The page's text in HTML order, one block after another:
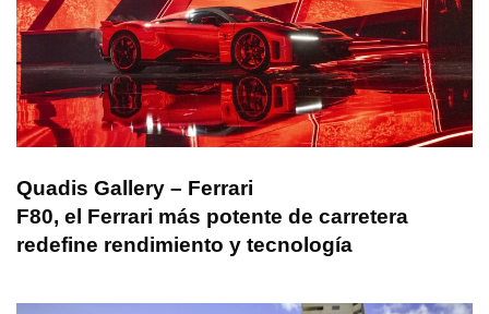
Quadis Gallery – Ferrari
F80, el Ferrari más potente de carretera
redefine rendimiento y tecnología